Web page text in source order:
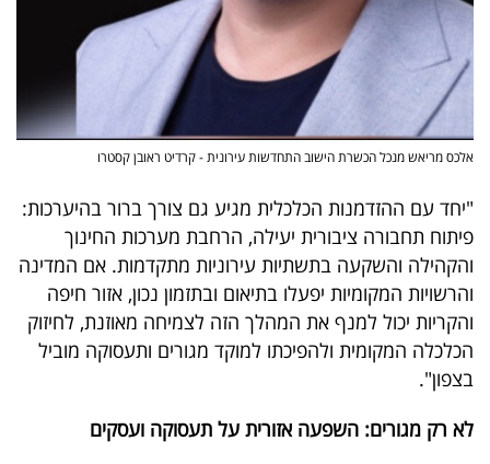
אלכס מריאש מנכל הכשרת הישוב התחדשות עירונית - קרדיט ראובן קסטרו
"יחד עם ההזדמנות הכלכלית מגיע גם צורך ברור בהיערכות:
פיתוח תחבורה ציבורית יעילה, הרחבת מערכות החינוך
והקהילה והשקעה בתשתיות עירוניות מתקדמות. אם המדינה
והרשויות המקומיות יפעלו בתיאום ובתזמון נכון, אזור חיפה
והקריות יכול למנף את המהלך הזה לצמיחה מאוזנת, לחיזוק
הכלכלה המקומית ולהפיכתו למוקד מגורים ותעסוקה מוביל
בצפון".
לא רק מגורים: השפעה אזורית על תעסוקה ועסקים